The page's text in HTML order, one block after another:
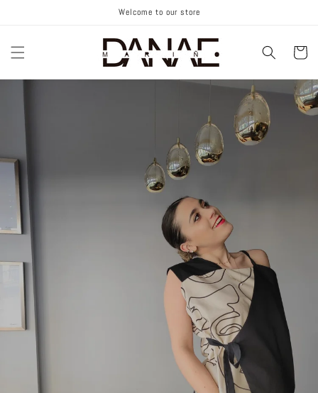
Welcome to our store
Carrito